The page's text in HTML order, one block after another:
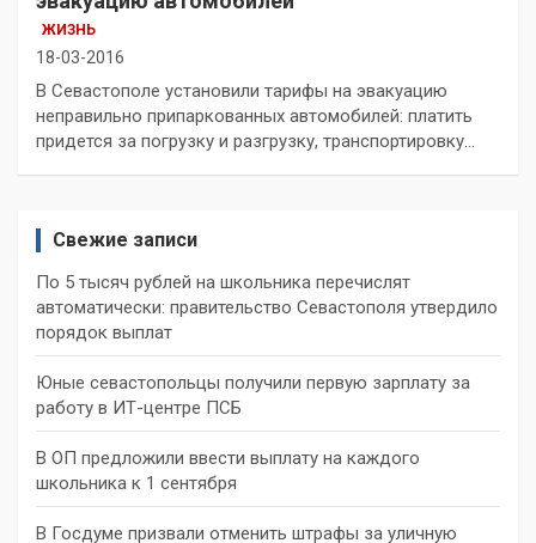
ЖИЗНЬ
18-03-2016
В Севастополе установили тарифы на эвакуацию
неправильно припаркованных автомобилей: платить
придется за погрузку и разгрузку, транспортировку…
Свежие записи
По 5 тысяч рублей на школьника перечислят
автоматически: правительство Севастополя утвердило
порядок выплат
Юные севастопольцы получили первую зарплату за
работу в ИТ-центре ПСБ
В ОП предложили ввести выплату на каждого
школьника к 1 сентября
В Госдуме призвали отменить штрафы за уличную